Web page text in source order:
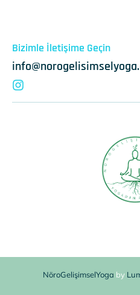
Bizimle İletişime Geçin
NöroGelişimselYoga by